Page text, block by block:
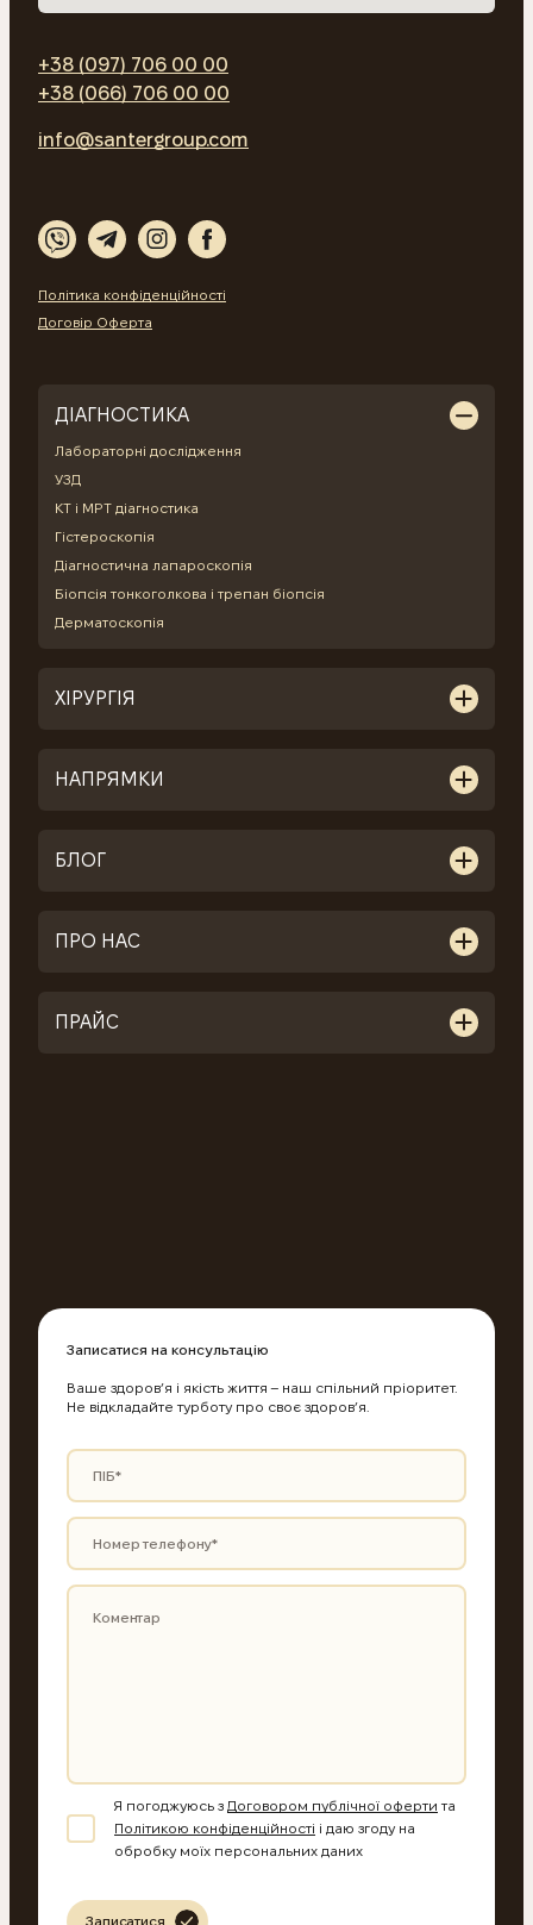
+38 (097) 706 00 00
+38 (066) 706 00 00
info@santergroup.com
Політика конфіденційності
Договір Оферта
ДІАГНОСТИКА
Лабораторні дослідження
УЗД
КТ і МРТ діагностика
Гістероскопія
Діагностична лапароскопія
Біопсія тонкоголкова і трепан біопсія
Дерматоскопія
ХІРУРГІЯ
НАПРЯМКИ
БЛОГ
ПРО НАС
ПРАЙС
Записатися на консультацію
Ваше здоров’я і якість життя – наш спільний пріоритет.
Не відкладайте турботу про своє здоров’я.
Я погоджуюсь з Договором публічної оферти та
Політикою конфіденційності і даю згоду на
обробку моїх персональних даних
Записатися